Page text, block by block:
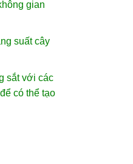
gian
suất cây
sắt với các
có thể tạo